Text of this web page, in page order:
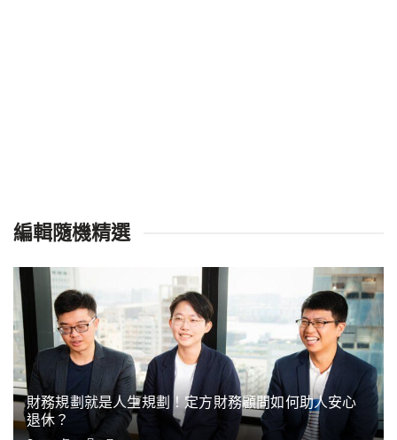
編輯隨機精選
財務規劃就是人生規劃！定方財務顧問如何助人安心
退休？